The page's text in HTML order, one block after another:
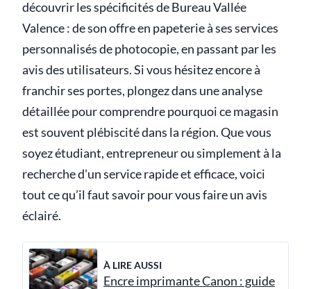
découvrir les spécificités de Bureau Vallée
Valence : de son offre en papeterie à ses services
personnalisés de photocopie, en passant par les
avis des utilisateurs. Si vous hésitez encore à
franchir ses portes, plongez dans une analyse
détaillée pour comprendre pourquoi ce magasin
est souvent plébiscité dans la région. Que vous
soyez étudiant, entrepreneur ou simplement à la
recherche d'un service rapide et efficace, voici
tout ce qu’il faut savoir pour vous faire un avis
éclairé.
À LIRE AUSSI
Encre imprimante Canon : guide